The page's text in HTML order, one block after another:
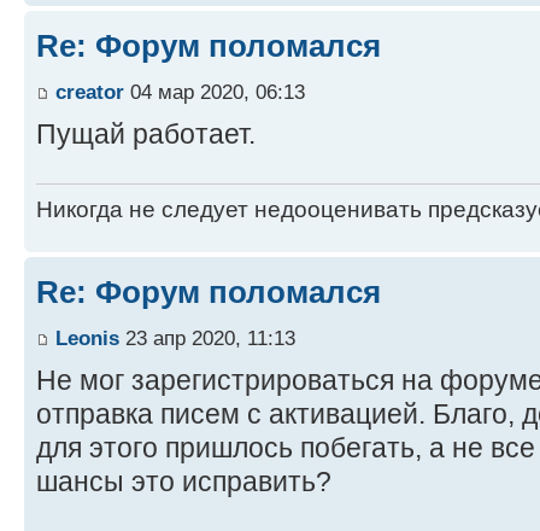
Re: Форум поломался
creator 04 мар 2020, 06:13
Пущай работает.
Никогда не следует недооценивать
Re: Форум поломался
Leonis 23 апр 2020, 11:13
Не мог зарегистрироваться на
отправка писем с активацией. Благо,
для этого пришлось побегать, а не
шансы это исправить?